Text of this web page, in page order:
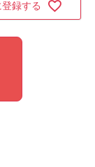
録する